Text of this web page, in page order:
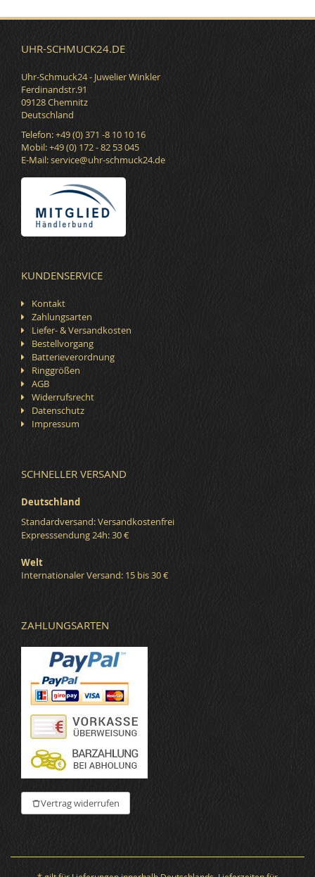
UHR-SCHMUCK24.DE
Uhr-Schmuck24 - Juwelier Winkler
Ferdinandstr.91
09128 Chemnitz
Deutschland
Telefon: +49 (0) 371 -8 10 10 16
Mobil: +49 (0) 172 - 82 53 045
E-Mail:service@uhr-schmuck24.de
KUNDENSERVICE
Kontakt
Zahlungsarten
Liefer- & Versandkosten
Bestellvorgang
Batterieverordnung
Ringgrößen
AGB
Widerrufsrecht
Datenschutz
Impressum
SCHNELLER VERSAND
Deutschland
Standardversand: Versandkostenfrei
Expresssendung 24h: 30 €
Welt
Internationaler Versand: 15 bis 30 €
ZAHLUNGSARTEN
Vertrag widerrufen